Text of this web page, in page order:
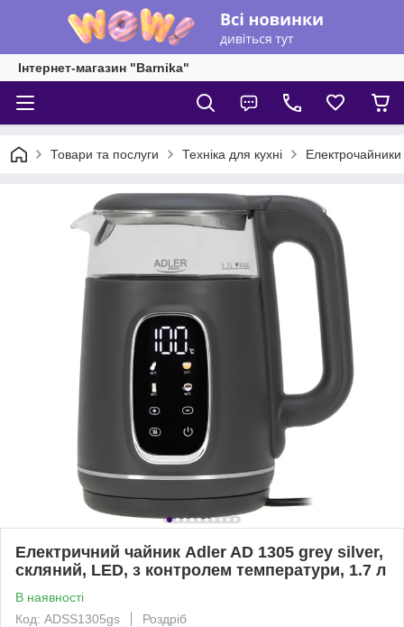
Інтернет-магазин "Barnika"
Товари та послуги Техніка для кухні
Електричний чайник Adler AD 1305 grey silver,
скляний, LED, з контролем температури, 1.7 л
В наявності
Код: ADSS1305gs
Роздріб